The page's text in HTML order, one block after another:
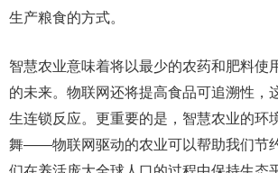
生产粮食的方式。
智慧农业意味着将以最少的农药和肥料使
的未来。物联网还将提高食品可追溯性，
生连锁反应。更重要的是，智慧农业的环
舞——物联网驱动的农业可以帮助我们节